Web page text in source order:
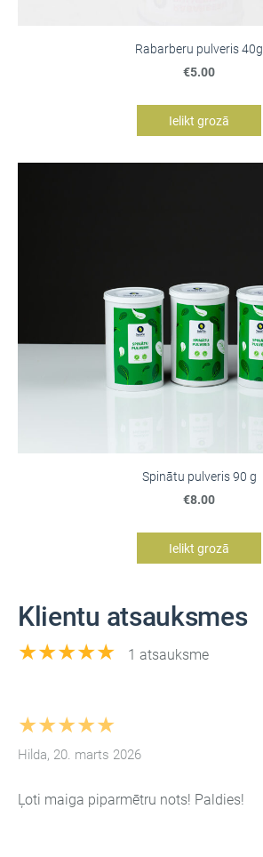
Rabarberu pulveris 40g
€5.00
Ielikt grozā
Spinātu pulveris 90 g
€8.00
Ielikt grozā
Klientu atsauksmes
★★★★★ 1 atsauksme
★★★★★
Hilda, 20. marts 2026
Ļoti maiga piparmētru nots! Paldies!